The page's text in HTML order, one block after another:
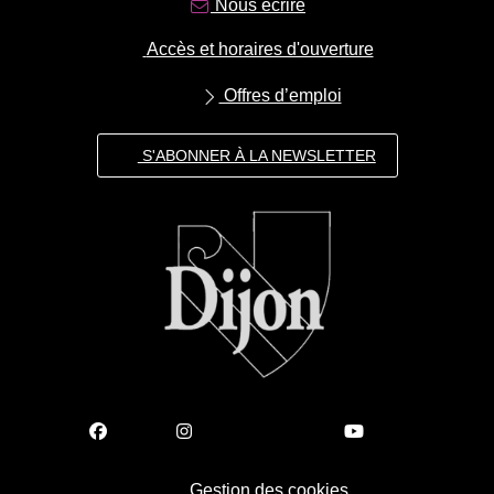
Nous écrire
Accès et horaires d'ouverture
Offres d’emploi
S'ABONNER À LA NEWSLETTER
Gestion des cookies